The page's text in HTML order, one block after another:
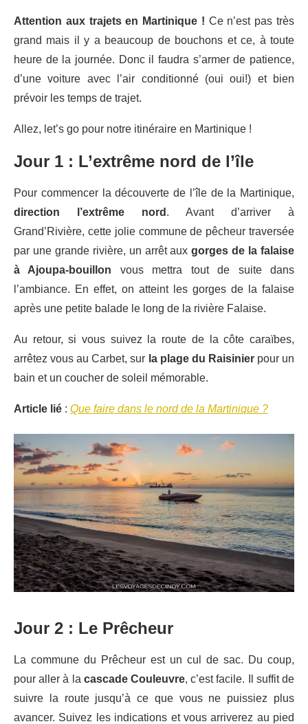
Attention aux trajets en Martinique ! Ce n’est pas très
grand mais il y a beaucoup de bouchons et ce, à toute
heure de la journée. Donc il faudra s’armer de patience,
d’une voiture avec l’air conditionné (oui oui!) et bien
prévoir les temps de trajet.
Allez, let’s go pour notre itinéraire en Martinique !
Jour 1 : L’extrême nord de l’île
Pour commencer la découverte de l’île de la Martinique,
direction l’extrême nord . Avant d’arriver à
Grand’Rivière, cette jolie commune de pêcheur traversée
par une grande rivière, un arrêt auxgorges de la falaise
à Ajoupa-bouillon vous mettra tout de suite dans
l’ambiance. En effet, on atteint les gorges de la falaise
après une petite balade le long de la rivière Falaise.
Au retour, si vous suivez la route de la côte caraïbes,
arrêtez vous au Carbet, sur la plage du Raisinierpour un
bain et un coucher de soleil mémorable.
Article lié : Que faire dans le nord de la Martinique ?
Jour 2 : Le Prêcheur
La commune du Prêcheur est un cul de sac. Du coup,
pour aller à la cascade Couleuvre, c’est facile. Il suffit de
suivre la route jusqu’à ce que vous ne puissiez plus
avancer. Suivez les indications et vous arriverez au pied